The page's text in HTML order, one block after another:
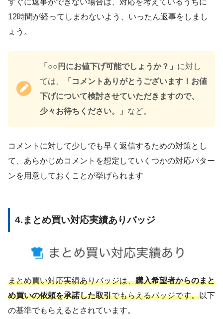
すぐに返事ができない場合は、対応を考えているうちに
12時間が経ってしまわないよう、いったん返事をしまし
ょう。
「○○円にお値下げ可能でしょうか？」 に対し
ては、
「コメントありがとうございます！お値
下げについて検討させていただきますので、
少々お待ちください。」 など。
コメントに対して少しでも早く返信するための対策とし
て、あらかじめコメントを想定していくつかの対応パター
ンを用意しておくことが挙げられます
4.まとめ買い対応実績ありバッジ
まとめ買い対応実績ありバッジは、購入希望者からのまと
め買いの依頼を承諾した取引でもらえるバッジです。以下
の基準でもらえるとされています。